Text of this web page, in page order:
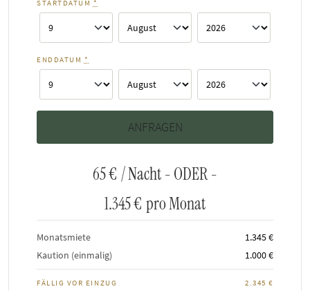
STARTDATUM *
ENDDATUM *
65 € / Nacht - ODER -
1.345 € pro Monat
Monatsmiete
1.345 €
Kaution (einmalig)
1.000 €
FÄLLIG VOR EINZUG 2.345 €